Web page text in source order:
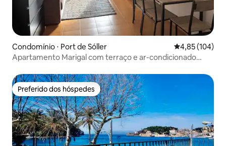
Condomínio ⋅ Port de Sóller 4,85 de uma
4,85 (104)
Apartamento Marigal com terraço e ar-condicionado
Preferido dos hóspedes
Preferido dos hóspedes